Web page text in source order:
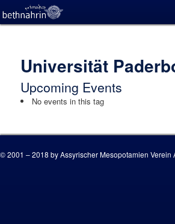
Universität
Upcoming Events
No events in this tag
© 2001 – 2018 by Assyrischer Mesopotamien Verein